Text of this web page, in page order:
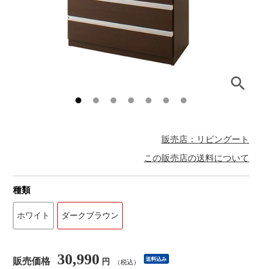
販売店：リビングート
この販売店の送料について
種類
ホワイト ダークブラウン
販売価格 30,990 円 （税込） 送料込み